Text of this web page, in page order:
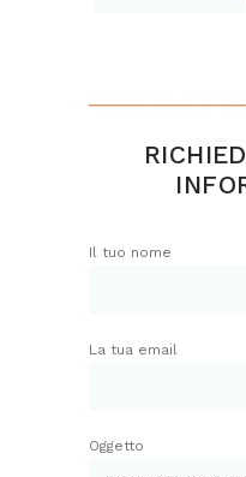
Il tuo nome
La tua email
Oggetto